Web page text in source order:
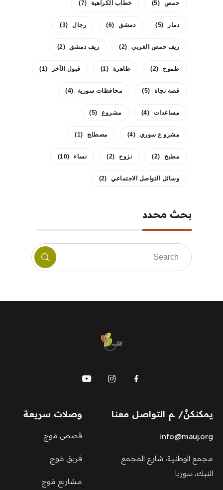
حمص (5) خطاب الكراهية (7)
دمار (5) دمشق (6) رجال (3)
ريف حمص الغربي (2) ريف دمشق (2)
طموح (2) ظاهرة (1) قبول الآخر (1)
قصة نجاة (5) محافظات سورية (4)
مساعدات (4) مشروع (5)
مشرو ع سوري (4) مصطلح (1)
مطبخ (2) نزوح (2) نساء (10)
وسائل التواصل الاجتماعي (2)
بحث محدد
mauj
يمكنكنَّ/ ـم التواصل معنا
info@mauj.org
مجمع الوطنية، شارع المجمع
النبك، سوريا
وصلات سريعة
قصص مَوج
فريق مَوج
مشاريع مَوج